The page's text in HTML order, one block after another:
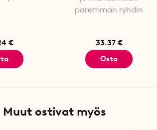
€
paremman ryhdin
33.37 €
Osta
Muut ostivat myös